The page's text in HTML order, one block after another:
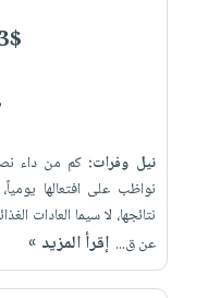
نيل وفرات: كم من داء
نواظب على افتعالها
نتائجها، لا سيما العادات
عن ق... إقرأ المزيد »